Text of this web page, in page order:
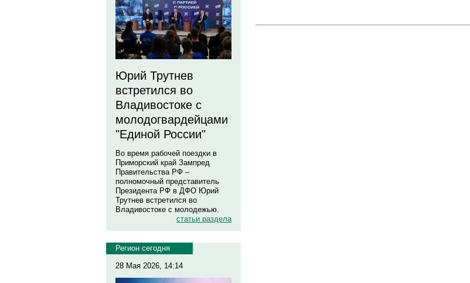
Юрий Трутнев
встретился во
Владивостоке с
молодогвардейцами
"Единой России"
Во время рабочей поездки в
Приморский край Зампред
Правительства РФ –
полномочный представитель
Президента РФ в ДФО Юрий
Трутнев встретился во
Владивостоке с молодежью.
статьи раздела
Регион сегодня
28 Мая 2026, 14:14